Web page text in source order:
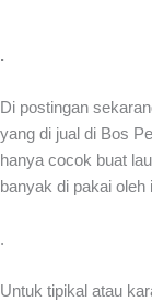
.
Di postingan
yang di jual di Bos
hanya cocok buat
banyak di pakai oleh
.
Untuk tipikal atau